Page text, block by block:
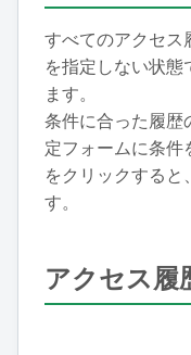
すべてのアクセス
を指定しない状
ます。
条件に合った履歴
定フォームに条
をクリックすると
す。
アクセス履